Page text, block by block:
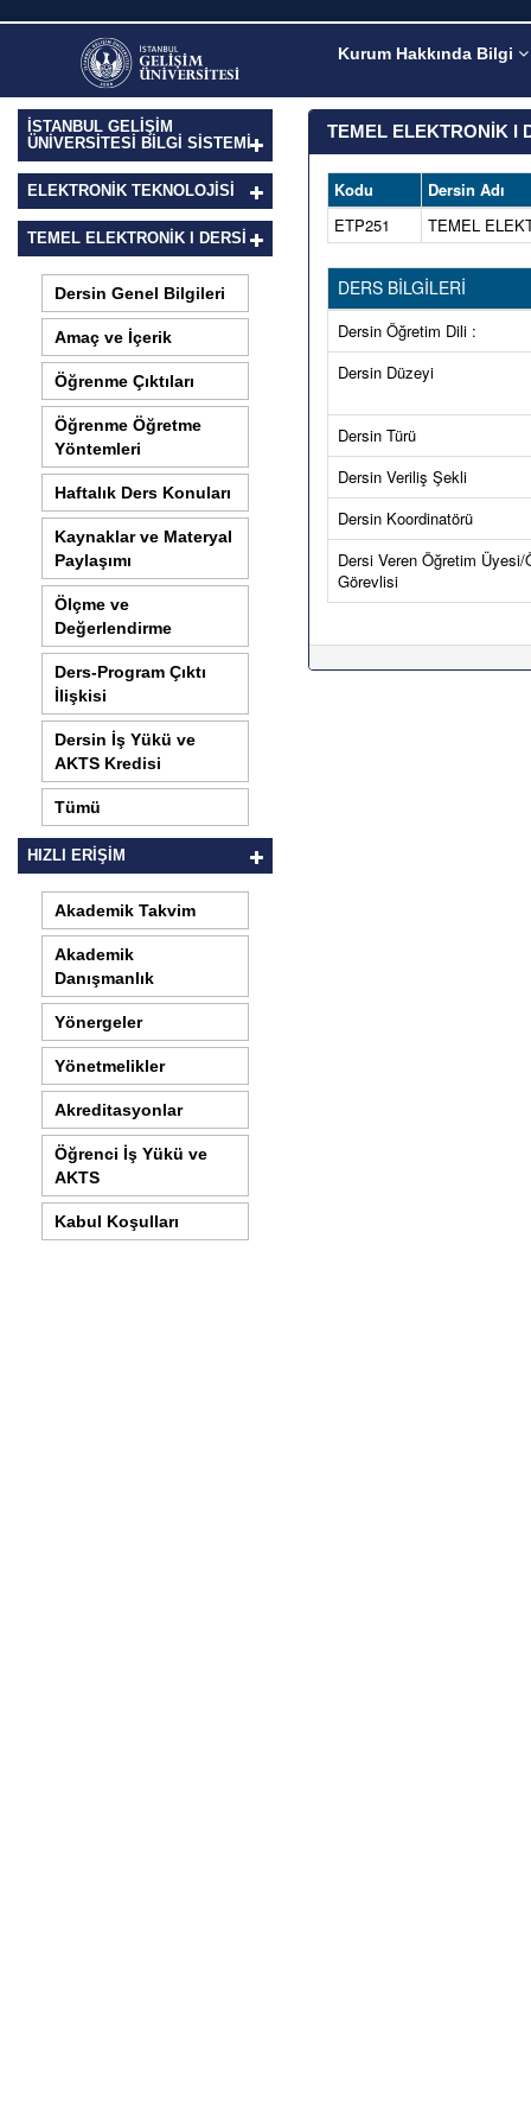
Kurum Hakkında Bilgi
İSTANBUL GELİŞİM
ÜNİVERSİTESİ BİLGİ SİSTEMİ
ELEKTRONIK TEKNOLOJISI
TEMEL ELEKTRONİK I DERSI
Dersin Genel Bilgileri
Amaç ve İçerik
Öğrenme Çıktıları
Öğrenme Öğretme
Yöntemleri
Haftalık Ders Konuları
Kaynaklar ve Materyal
Paylaşımı
Ölçme ve
Değerlendirme
Ders-Program Çıktı
İlişkisi
Dersin İş Yükü ve
AKTS Kredisi
Tümü
HIZLI ERİŞİM
Akademik Takvim
Akademik
Danışmanlık
Yönergeler
Yönetmelikler
Akreditasyonlar
Öğrenci İş Yükü ve
AKTS
Kabul Koşulları
TEMEL ELEKTRONİK I
Kodu
Dersin Adı
ETP251
TEMEL
DERS BİLGİLERİ
Dersin Öğretim Dili :
Dersin Düzeyi
Dersin Türü
Dersin Veriliş Şekli
Dersin Koordinatörü
Dersi Veren Öğretim Üyesi/
Görevlisi